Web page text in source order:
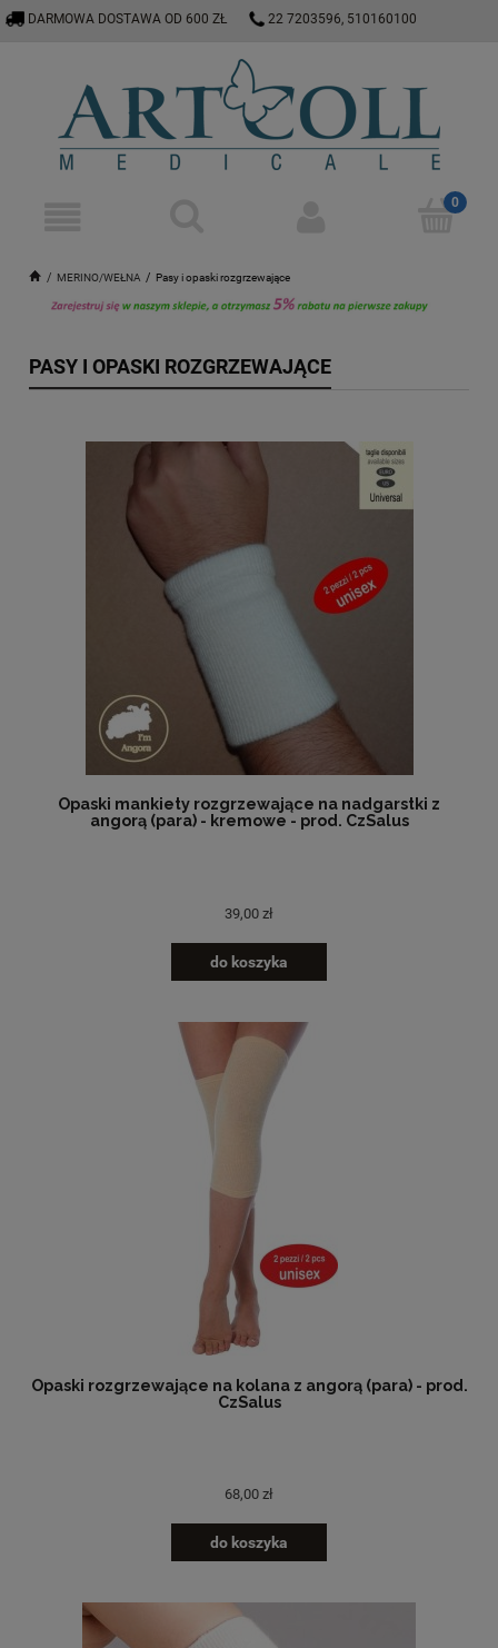
MERINO/WEŁNA Pasy i opaski rozgrzewające
DARMOWA DOSTAWA OD 600 ZŁ 22 7203596, 510160100
PASY I OPASKI ROZGRZEWAJĄCE
Opaski mankiety rozgrzewające na nadgarstki z
angorą (para) - kremowe - prod. CzSalus
39,00 zł
do koszyka
Opaski rozgrzewające na kolana z angorą (para) - prod.
CzSalus
68,00 zł
do koszyka